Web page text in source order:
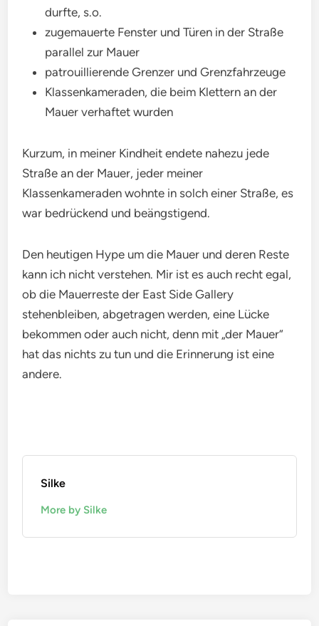
durfte, s.o.
zugemauerte Fenster und Türen in der Straße
parallel zur Mauer
patrouillierende Grenzer und Grenzfahrzeuge
Klassenkameraden, die beim Klettern an der
Mauer verhaftet wurden
Kurzum, in meiner Kindheit endete nahezu jede
Straße an der Mauer, jeder meiner
Klassenkameraden wohnte in solch einer Straße, es
war bedrückend und beängstigend.
Den heutigen Hype um die Mauer und deren Reste
kann ich nicht verstehen. Mir ist es auch recht egal,
ob die Mauerreste der East Side Gallery
stehenbleiben, abgetragen werden, eine Lücke
bekommen oder auch nicht, denn mit „der Mauer“
hat das nichts zu tun und die Erinnerung ist eine
andere.
Silke
More by Silke